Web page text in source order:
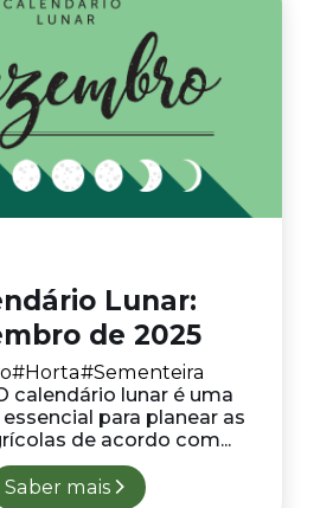
Lunar:
de 2025
#Horta#Sementeira
calendário lunar é uma
para planear as
de acordo com...
Saber mais